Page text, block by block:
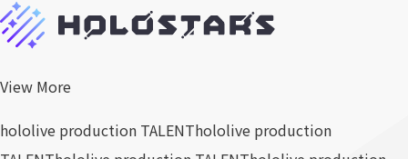
View More
hololive production TALENThololive production